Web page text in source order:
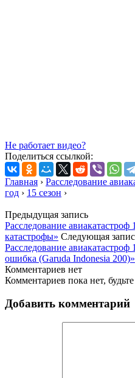
Не работает видео?
Поделиться ссылкой:
Главная › Расследование
год › 15 сезон ›
Предыдущая запись
Расследование авиакатастроф
катастрофы» Следующая
Расследование авиакатастроф
ошибка (Garuda Indonesia 200)»
Комментариев нет
Комментариев пока нет,
Добавить комментарий